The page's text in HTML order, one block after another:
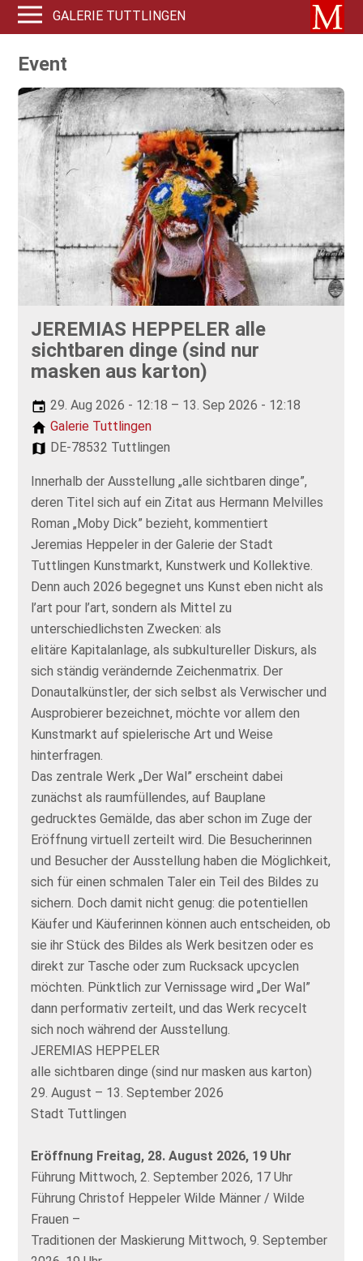
GALERIE TUTTLINGEN
Event
JEREMIAS HEPPELER alle
sichtbaren dinge (sind nur
masken aus karton)
29. Aug 2026 - 12:18 – 13. Sep 2026 - 12:18
Galerie Tuttlingen
DE-78532 Tuttlingen
Innerhalb der Ausstellung „alle sichtbaren dinge”,
deren Titel sich auf ein Zitat aus Hermann Melvilles
Roman „Moby Dick” bezieht, kommentiert
Jeremias Heppeler in der Galerie der Stadt
Tuttlingen Kunstmarkt, Kunstwerk und Kollektive.
Denn auch 2026 begegnet uns Kunst eben nicht als
l’art pour l’art, sondern als Mittel zu
unterschiedlichsten Zwecken: als
elitäre Kapitalanlage, als subkultureller Diskurs, als
sich ständig verändernde Zeichenmatrix. Der
Donautalkünstler, der sich selbst als Verwischer und
Ausprobierer bezeichnet, möchte vor allem den
Kunstmarkt auf spielerische Art und Weise
hinterfragen.
Das zentrale Werk „Der Wal” erscheint dabei
zunächst als raumfüllendes, auf Bauplane
gedrucktes Gemälde, das aber schon im Zuge der
Eröffnung virtuell zerteilt wird. Die Besucherinnen
und Besucher der Ausstellung haben die Möglichkeit,
sich für einen schmalen Taler ein Teil des Bildes zu
sichern. Doch damit nicht genug: die potentiellen
Käufer und Käuferinnen können auch entscheiden, ob
sie ihr Stück des Bildes als Werk besitzen oder es
direkt zur Tasche oder zum Rucksack upcyclen
möchten. Pünktlich zur Vernissage wird „Der Wal”
dann performativ zerteilt, und das Werk recycelt
sich noch während der Ausstellung.
JEREMIAS HEPPELER
alle sichtbaren dinge (sind nur masken aus karton)
29. August – 13. September 2026
Stadt Tuttlingen
Eröffnung Freitag, 28. August 2026, 19 Uhr
Führung Mittwoch, 2. September 2026, 17 Uhr
Führung Christof Heppeler Wilde Männer / Wilde
Frauen –
Traditionen der Maskierung Mittwoch, 9. September